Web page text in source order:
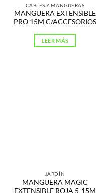
CABLES Y MANGUERAS
MANGUERA EXTENSIBLE
PRO 15M C/ACCESORIOS
LEER MÁS
JARDÍN
MANGUERA MAGIC
EXTENSIBLE ROJA 5-15M